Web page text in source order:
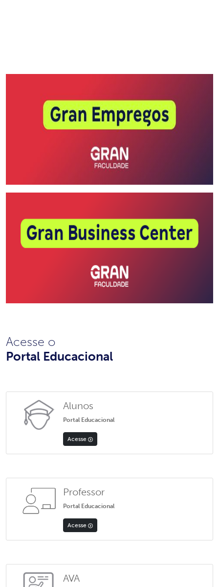
Acesse o
Portal Educacional
Alunos
Portal Educacional
Acesse
Professor
Portal Educacional
Acesse
AVA